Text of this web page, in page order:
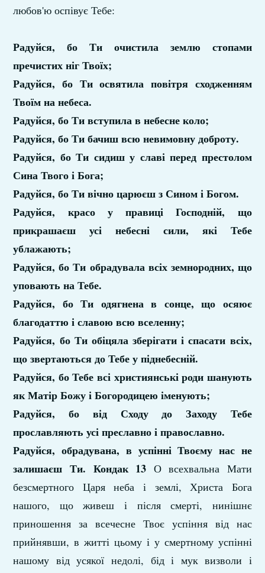
любов'ю оспівує Тебе:
Радуйся, бо Ти очистила землю стопами
пречистих ніг Твоїх;
Радуйся, бо Ти освятила повітря сходженням
Твоїм на небеса.
Радуйся, бо Ти вступила в небесне коло;
Радуйся, бо Ти бачиш всю невимовну доброту.
Радуйся, бо Ти сидиш у славі перед престолом
Сина Твого і Бога;
Радуйся, бо Ти вічно царюєш з Сином і Богом.
Радуйся, красо у правиці Господній, що
прикрашаєш усі небесні сили, які Тебе
ублажають;
Радуйся, бо Ти обрадувала всіх земнородних, що
уповають на Тебе.
Радуйся, бо Ти одягнена в сонце, що осяює
благодаттю і славою всю вселенну;
Радуйся, бо Ти обіцяла зберігати і спасати всіх,
що звертаються до Тебе у піднебесній.
Радуйся, бо Тебе всі християнські роди шанують
як Матір Божу і Богородицею іменують;
Радуйся, бо від Сходу до Заходу Тебе
прославляють усі преславно і православно.
Радуйся, обрадувана, в успінні Твоєму нас не
залишаєш Ти. Кондак 13 О всехвальна Мати
безсмертного Царя неба і землі, Христа Бога
нашого, що живеш і після смерті, нинішнє
приношення за всечесне Твоє успіння від нас
прийнявши, в житті цьому і у смертному успінні
нашому від усякої недолі, бід і мук визволи і